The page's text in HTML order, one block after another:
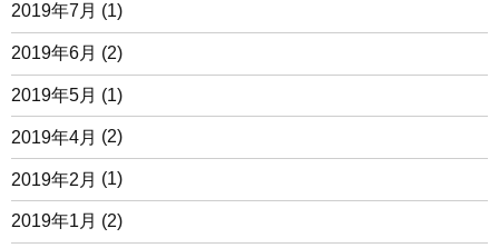
2019年7月 (1)
2019年6月 (2)
2019年5月 (1)
2019年4月 (2)
2019年2月 (1)
2019年1月 (2)